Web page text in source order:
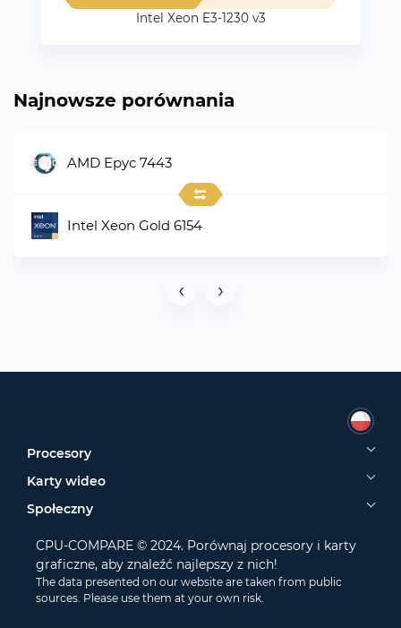
Intel Xeon E3-1230 v3
Najnowsze porównania
AMD Epyc 7443
Intel Xeon Gold 6154
‹ ›
Procesory
Karty wideo
Społeczny
CPU-COMPARE © 2024. Porównaj procesory i karty
graficzne, aby znaleźć najlepszy z nich!
The data presented on our website are taken from public
sources. Please use them at your own risk.